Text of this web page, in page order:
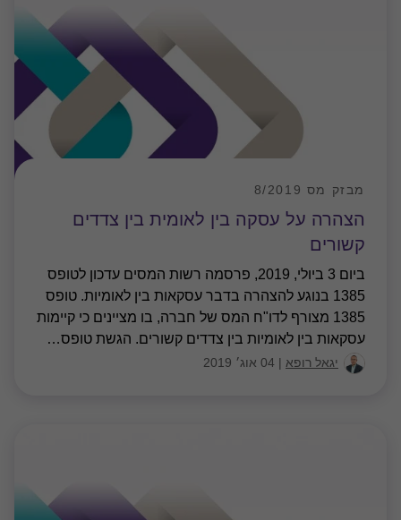
הצהרה על עסקה בין לאומית בין צדדים
קשורים
מבזק מס 8/2019
ביום 3 ביולי, 2019, פרסמה רשות המסים עדכון לטופס
1385 בנוגע להצהרה בדבר עסקאות בין לאומיות. טופס
1385 מצורף לדו"ח המס של חברה, בו מציינים כי קיימות
עסקאות בין לאומיות בין צדדים קשורים. הגשת טופס…
יגאל רופא | 04 אוג׳ 2019